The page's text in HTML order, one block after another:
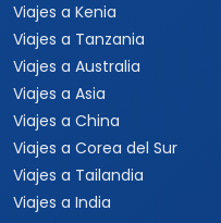
Viajes a Kenia
Viajes a Tanzania
Viajes a Australia
Viajes a Asia
Viajes a China
Viajes a Corea del Sur
Viajes a Tailandia
Viajes a India